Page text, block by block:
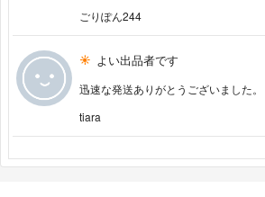
ごりぽん244
よい出品者です
迅速な発送ありがとうございました。
tiara